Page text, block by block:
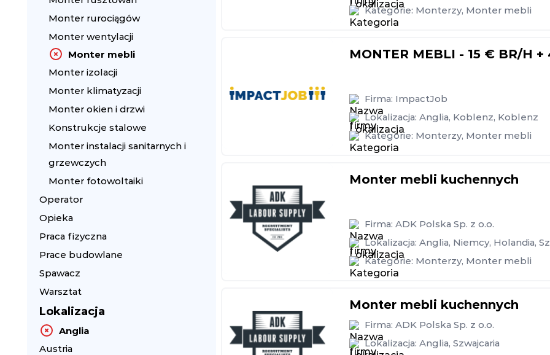
Monter rurociągów
Monter wentylacji
Monter mebli
Monter izolacji
Monter klimatyzacji
Monter okien i drzwi
Konstrukcje stalowe
Monter instalacji sanitarnych i
grzewczych
Monter fotowoltaiki
Operator
Opieka
Praca fizyczna
Prace budowlane
Spawacz
Warsztat
Lokalizacja
Anglia
Austria
Kategorie: Monterzy, Monter mebli
MONTER MEBLI - 15 € BR/H
Firma: ImpactJob
Lokalizacja: Anglia, Koblenz, Koblenz
Kategorie: Monterzy, Monter mebli
Monter mebli kuchennych
Firma: ADK Polska Sp. z o.o.
Lokalizacja: Anglia, Niemcy, Holandia,
Kategorie: Monterzy, Monter mebli
Monter mebli kuchennych
Firma: ADK Polska Sp. z o.o.
Lokalizacja: Anglia, Szwajcaria